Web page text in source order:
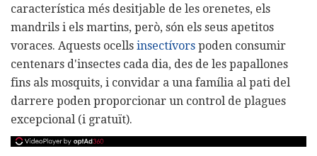
característica més desitjable de les orenetes, els
mandrils i els martins, però, són els seus apetitos
voraces. Aquests ocells insectívors poden consumir
centenars d'insectes cada dia, des de les papallones
fins als mosquits, i convidar a una família al pati del
darrere poden proporcionar un control de plagues
excepcional (i gratuït).